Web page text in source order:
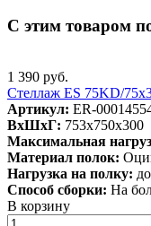
С этим товаром
1 390 руб.
Стеллаж ES 75KD/
Артикул: ER-
ВxШxГ: 753x750x300
Максимальная
Материал полок:
Нагрузка на полку:
Способ сборки: На
В корзину